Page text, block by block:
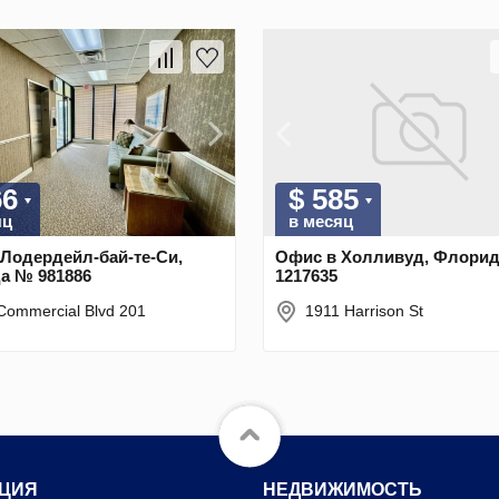
бай-те-Си,
№ 981886
Blvd 201
$ 585
в месяц
Офис в Холливуд,
1217635
1911 Harrison St
НЕДВИЖИМОСТЬ